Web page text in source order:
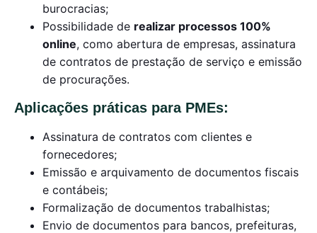
burocracias;
Possibilidade de realizar processos 100%
online, como abertura de empresas, assinatura
de contratos de prestação de serviço e emissão
de procurações.
Aplicações práticas para PMEs:
Assinatura de contratos com clientes e
fornecedores;
Emissão e arquivamento de documentos fiscais
e contábeis;
Formalização de documentos trabalhistas;
Envio de documentos para bancos, prefeituras,